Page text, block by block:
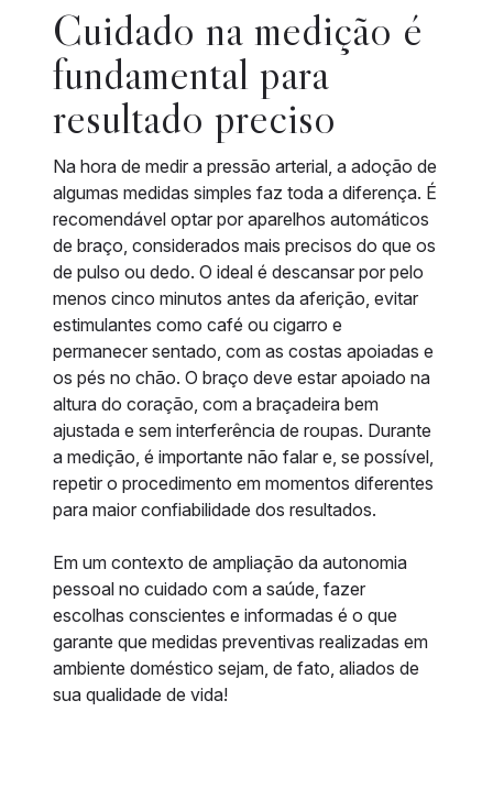
Cuidado na medição é
fundamental para
resultado preciso
Na hora de medir a pressão arterial, a adoção de
algumas medidas simples faz toda a diferença. É
recomendável optar por aparelhos automáticos
de braço, considerados mais precisos do que os
de pulso ou dedo. O ideal é descansar por pelo
menos cinco minutos antes da aferição, evitar
estimulantes como café ou cigarro e
permanecer sentado, com as costas apoiadas e
os pés no chão. O braço deve estar apoiado na
altura do coração, com a braçadeira bem
ajustada e sem interferência de roupas. Durante
a medição, é importante não falar e, se possível,
repetir o procedimento em momentos diferentes
para maior confiabilidade dos resultados.
Em um contexto de ampliação da autonomia
pessoal no cuidado com a saúde, fazer
escolhas conscientes e informadas é o que
garante que medidas preventivas realizadas em
ambiente doméstico sejam, de fato, aliados de
sua qualidade de vida!